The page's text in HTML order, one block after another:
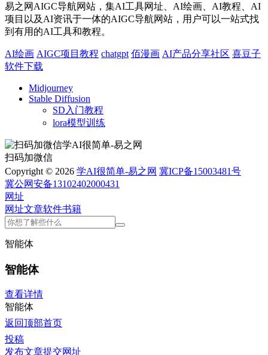
易之网AIGC导航网站，集AI工具网址、AI绘画、AI教程、AI
项目以及AI资讯于一体的AIGC导航网站，用户可以一站式找
到有用的AI工具和教程。
AI绘画 AIGC项目教程 chatgpt 佰漫画 AI产品分享社区 喜豆子
软件下载
Midjourney
Stable Diffusion
SD入门教程
lora模型训练
扫码加微信
Copyright © 2026 学AI很简单-易之网 冀ICP备15003481号
冀公网安备13102402000431
网址
网址文章软件书籍
智能体
智能体
查看详情
智能体
返回顶部首页
投稿
发布文章提交网址